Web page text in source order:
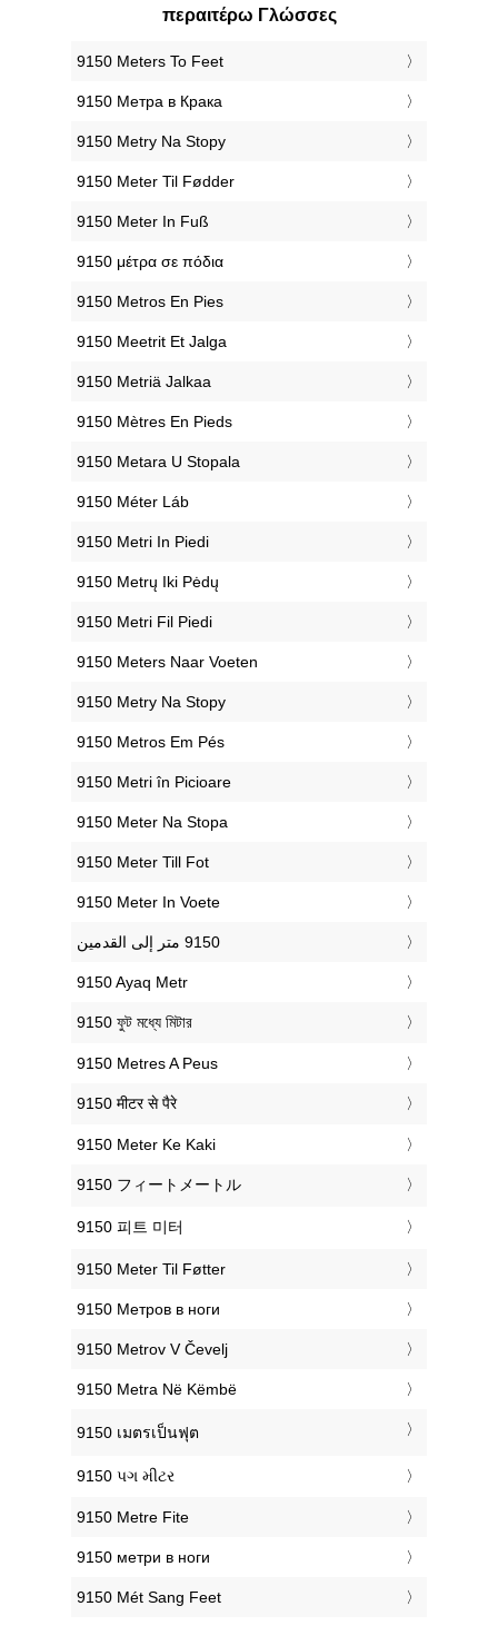
περαιτέρω Γλώσσες
‎9150 Meters To Feet
‎9150 Метра в Крака
‎9150 Metry Na Stopy
‎9150 Meter Til Fødder
‎9150 Meter In Fuß
‎9150 μέτρα σε πόδια
‎9150 Metros En Pies
‎9150 Meetrit Et Jalga
‎9150 Metriä Jalkaa
‎9150 Mètres En Pieds
‎9150 Metara U Stopala
‎9150 Méter Láb
‎9150 Metri In Piedi
‎9150 Metrų Iki Pėdų
‎9150 Metri Fil Piedi
‎9150 Meters Naar Voeten
‎9150 Metry Na Stopy
‎9150 Metros Em Pés
‎9150 Metri în Picioare
‎9150 Meter Na Stopa
‎9150 Meter Till Fot
‎9150 Meter In Voete
‎9150 Ayaq Metr
‎9150 ফুট মধ্যে মিটার
‎9150 Metres A Peus
‎9150 मीटर से पैरे
‎9150 Meter Ke Kaki
‎9150 フィートメートル
‎9150 피트 미터
‎9150 Meter Til Føtter
‎9150 Метров в ноги
‎9150 Metrov V Čevelj
‎9150 Metra Në Këmbë
‎9150 เมตรเป็นฟุต
‎9150 પગ મીટર
‎9150 Metre Fite
‎9150 метри в ноги
‎9150 Mét Sang Feet